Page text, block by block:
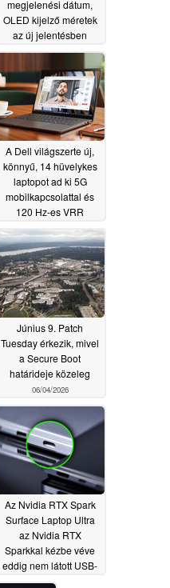
megjelenési dátum,
OLED kijelző méretek
az új jelentésben
06/05/2026
A Dell világszerte új,
könnyű, 14 hüvelykes
laptopot ad ki 5G
mobilkapcsolattal és
120 Hz-es VRR
kijelzővel
06/05/2026
Június 9. Patch
Tuesday érkezik, mivel
a Secure Boot
határideje közeleg
06/04/2026
Az Nvidia RTX Spark
Surface Laptop Ultra
az Nvidia RTX
Sparkkal kézbe véve
eddig nem látott USB-
C portot fedez fel